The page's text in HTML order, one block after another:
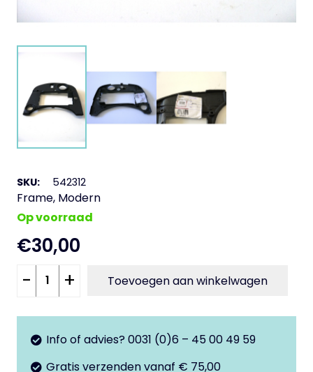
SKU: 542312
Frame, Modern
Op voorraad
€30,00
Zadelslot
accu
afdekplaat
tank
- + Toevoegen aan winkelwagen
Info of advies? 0031 (0)6 – 45 00 49 59
Gratis verzenden vanaf € 75,00